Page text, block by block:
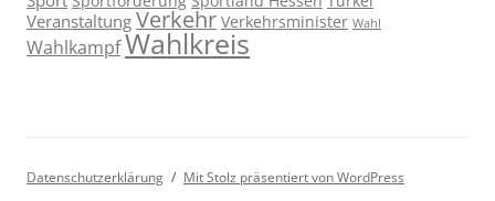
Veranstaltung Verkehr Verkehrsminister Wahl
WahlkampfWahlkreis
Datenschutzerklärung Mit Stolz präsentiert von WordPress